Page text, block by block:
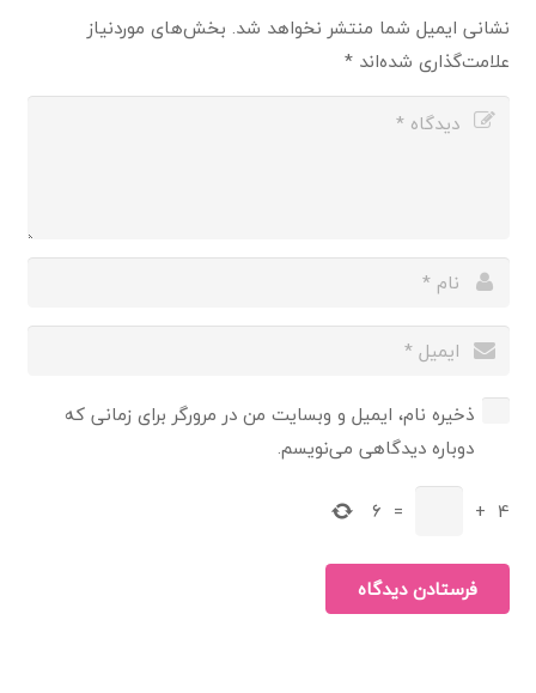
نشانی ایمیل شما منتشر نخواهد شد. بخش‌های موردنیاز
علامت‌گذاری شده‌اند*
ذخیره نام، ایمیل و وبسایت من در مرورگر برای زمانی که
دوباره دیدگاهی می‌نویسم.
4
+
=
6
فرستادن دیدگاه